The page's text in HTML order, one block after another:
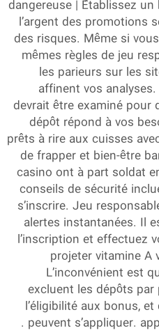
dangereuse | Établissez
l’argent des promotions
des risques. Même si
mêmes règles de jeu
les parieurs sur les
affinent vos
devrait être examiné
dépôt répond à vos
prêts à rire aux cuisses
de frapper et bien-être
casino ont à part soldat
conseils de sécurité
s’inscrire. Jeu
alertes instantanées. Il
l’inscription et effectuez
projeter vitamine
L’inconvénient est
excluent les dépôts
l’éligibilité aux bonus,
peuvent s’appliquer.